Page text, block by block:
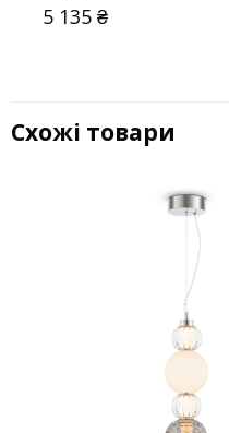
5 135₴
Схожі товари